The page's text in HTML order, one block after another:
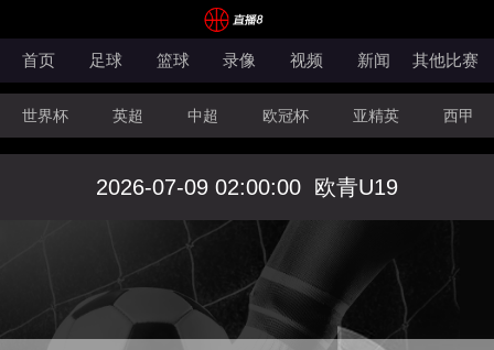
首页 足球 篮球 录像 视频 新闻 其他比赛
世界杯 英超 中超 欧冠杯 亚精英 西甲
欧协联 孟加拉超 欧国联 中甲 奥甲 秘鲁
美职业 法甲 NBA CBA
2026-07-09 02:00:00 欧青U19